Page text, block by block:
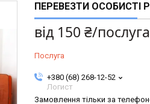
ПЕРЕВЕЗТИ ОСОБИСТІ
від 150 ₴/послуга
Послуга
+380 (68) 268-12-52
Логист
Замовлення тільки за